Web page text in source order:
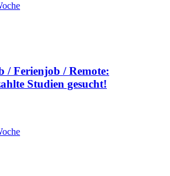
/ Ferienjob / Remote:
Studien gesucht!